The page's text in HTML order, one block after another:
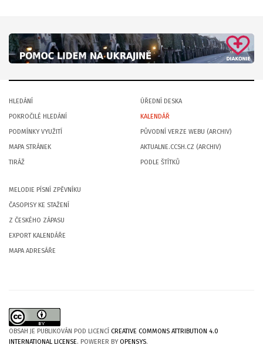
HLEDÁNÍ
POKROČILÉ HLEDÁNÍ
PODMÍNKY VYUŽITÍ
MAPA STRÁNEK
TIRÁŽ
ÚŘEDNÍ DESKA
KALENDÁŘ
PŮVODNÍ VERZE WEBU (ARCHIV)
AKTUALNE.CCSH.CZ (ARCHIV)
PODLE ŠTÍTKŮ
MELODIE PÍSNÍ ZPĚVNÍKU
ČASOPISY KE STAŽENÍ
Z ČESKÉHO ZÁPASU
EXPORT KALENDÁŘE
MAPA ADRESÁŘE
OBSAH JE PUBLIKOVÁN POD LICENCÍ CREATIVE COMMONS ATTRIBUTION 4.0
INTERNATIONAL LICENSE. POWERER BYOPENSYS.